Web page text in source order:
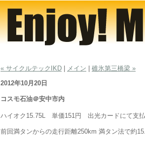
« サイクルテックIKD メイン
碓氷第三橋梁 »
2012年10月20日
コスモ石油＠安中市内
ハイオク15.75L 単価151円 出光カードにて支
前回満タンからの走行距離250km 満タン法で約